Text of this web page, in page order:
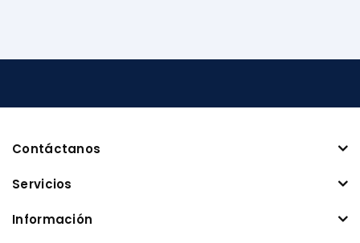
Contáctanos
Servicios
Información